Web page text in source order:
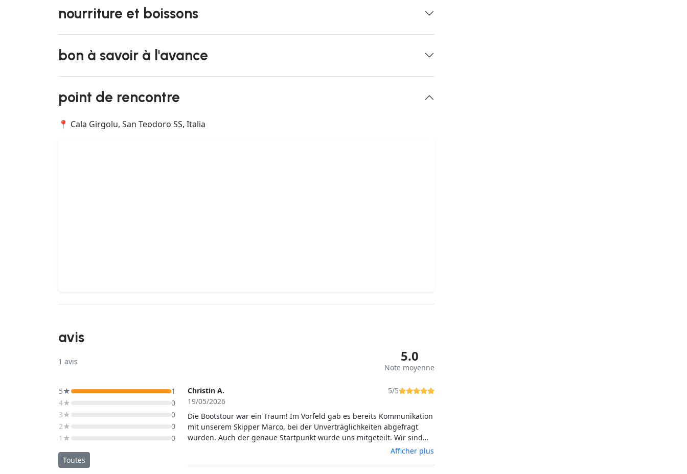
nourriture et boissons
bon à savoir à l'avance
point de rencontre
📍 Cala Girgolu, San Teodoro SS, Italia
avis
1 avis 5.0
Note moyenne
5★
1
4★
0
3★
0
2★
0
1★
0
Toutes
Christin A.
19/05/2026
5/5
Die Bootstour war ein Traum! Im Vorfeld gab es bereits Kommunikation
mit unserem Skipper Marco, bei der Unverträglichkeiten abgefragt
wurden. Auch der genaue Startpunkt wurde uns mitgeteilt. Wir sind
pünktlich gestartet, der Empfang an Bord war sehr herzlich. DasAfficher plus